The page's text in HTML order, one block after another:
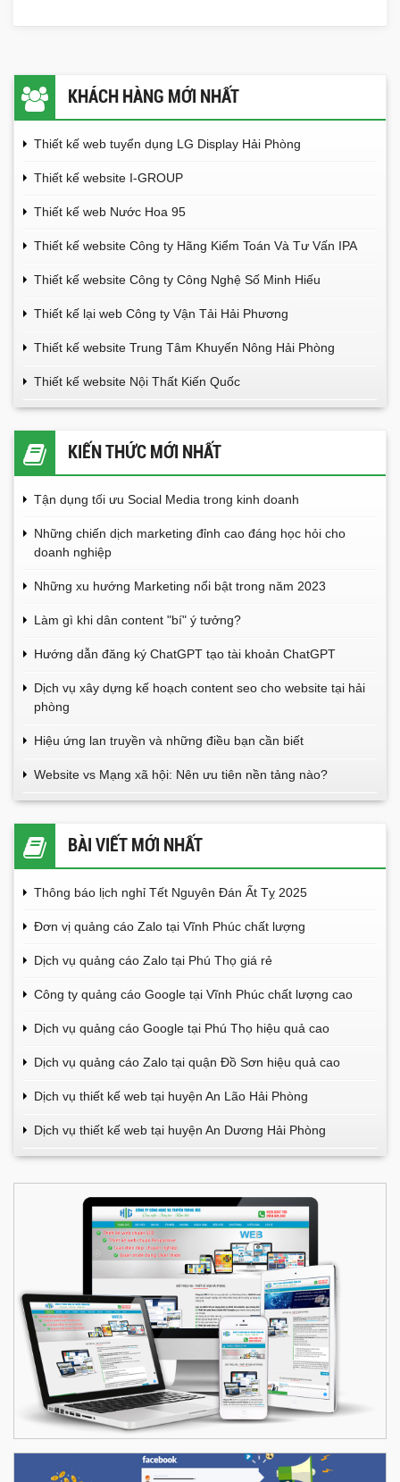
KHÁCH HÀNG MỚI NHẤT
Thiết kế web tuyển dụng LG Display Hải Phòng
Thiết kế website I-GROUP
Thiết kế web Nước Hoa 95
Thiết kế website Công ty Hãng Kiểm Toán Và Tư Vấn IPA
Thiết kế website Công ty Công Nghệ Số Minh Hiếu
Thiết kế lại web Công ty Vận Tải Hải Phương
Thiết kế website Trung Tâm Khuyến Nông Hải Phòng
Thiết kế website Nội Thất Kiến Quốc
KIẾN THỨC MỚI NHẤT
Tận dụng tối ưu Social Media trong kinh doanh
Những chiến dịch marketing đỉnh cao đáng học hỏi cho
doanh nghiệp
Những xu hướng Marketing nổi bật trong năm 2023
Làm gì khi dân content "bí" ý tưởng?
Hướng dẫn đăng ký ChatGPT tạo tài khoản ChatGPT
Dịch vụ xây dựng kế hoạch content seo cho website tại hải
phòng
Hiệu ứng lan truyền và những điều bạn cần biết
Website vs Mạng xã hội: Nên ưu tiên nền tảng nào?
BÀI VIẾT MỚI NHẤT
Thông báo lịch nghỉ Tết Nguyên Đán Ất Tỵ 2025
Đơn vị quảng cáo Zalo tại Vĩnh Phúc chất lượng
Dịch vụ quảng cáo Zalo tại Phú Thọ giá rẻ
Công ty quảng cáo Google tại Vĩnh Phúc chất lượng cao
Dịch vụ quảng cáo Google tại Phú Thọ hiệu quả cao
Dịch vụ quảng cáo Zalo tại quận Đồ Sơn hiệu quả cao
Dịch vụ thiết kế web tại huyện An Lão Hải Phòng
Dịch vụ thiết kế web tại huyện An Dương Hải Phòng